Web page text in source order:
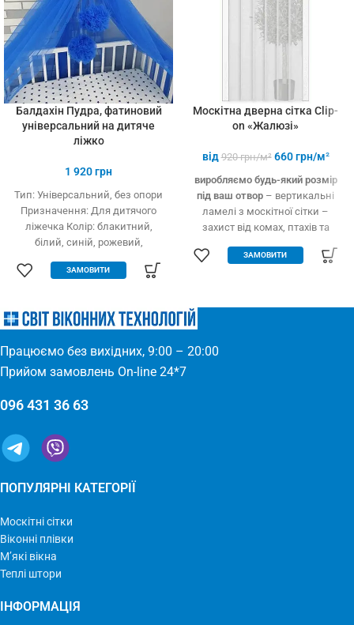
Балдахін Пудра, фатиновий
універсальний на дитяче
ліжко
1 920грн
Тип: Універсальний, без опори
Призначення: Для дитячого
ліжечка Колір: блакитний,
білий, синій, рожевий,
(Євросітка) Розміри: 1,8 х 9 м
ЗАМОВИТИ
Москітна дверна сітка Clip-
on «Жалюзі»
від 920грн/м² 660грн/м²
виробляємо будь-який розмір
під ваш отвор – вертикальні
ламелі з москітної сітки –
захист від комах, птахів та
пропускає повітря – підходить
метал – елементарно
ЗАМОВИТИ
Працюємо без вихідних, 9:00 – 20:00
Прийом замовлень On-line 24*7
096 431 36 63
ПОПУЛЯРНІ КАТЕГОРІЇ
Москітні сітки
Віконні плівки
М’які вікна
Теплі штори
ІНФОРМАЦІЯ